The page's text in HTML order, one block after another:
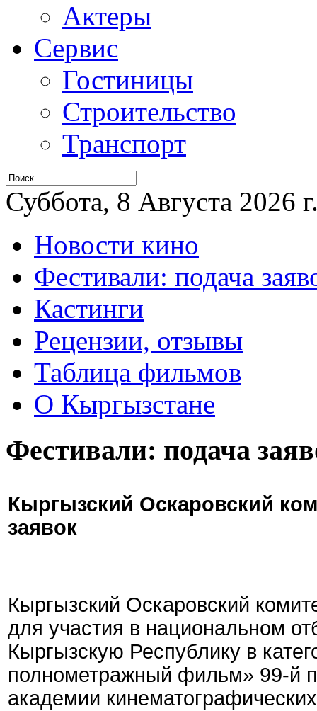
Актеры
Сервис
Гостиницы
Строительство
Транспорт
Суббота, 8 Августа 2026
Новости кино
Фестивали: подача
Кастинги
Рецензии, отзывы
Таблица фильмов
О Кыргызстане
Фестивали: подача
Кыргызский Оскаровский
заявок
Кыргызский Оскаровский
для участия в национальном
Кыргызскую Республику в
полнометражный фильм» 99-й
академии